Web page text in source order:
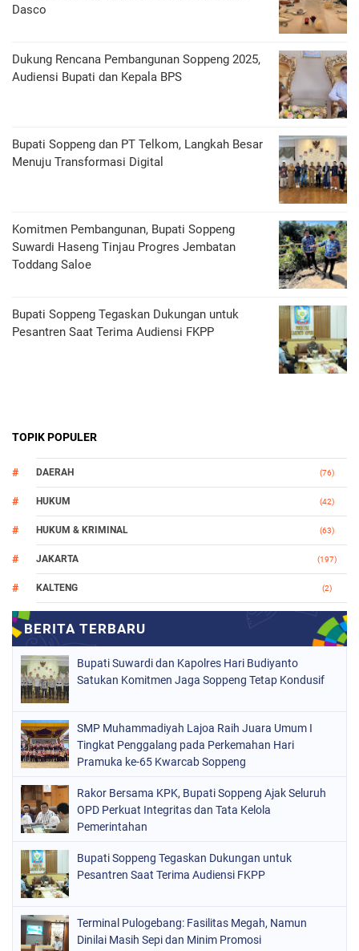
Dasco
Dukung Rencana Pembangunan Soppeng 2025,
Audiensi Bupati dan Kepala BPS
Bupati Soppeng dan PT Telkom, Langkah Besar
Menuju Transformasi Digital
Komitmen Pembangunan, Bupati Soppeng
Suwardi Haseng Tinjau Progres Jembatan
Toddang Saloe
Bupati Soppeng Tegaskan Dukungan untuk
Pesantren Saat Terima Audiensi FKPP
TOPIK POPULER
DAERAH (76)
HUKUM (42)
HUKUM & KRIMINAL (63)
JAKARTA (197)
KALTENG (2)
(126)
NASIONAL (47)
ORGANISASI (96)
PERISTIWA
POLITIK
POLRI
SOPPENG (853)
SULSEL
Bupati Suwardi dan Kapolres Hari Budiyanto
Satukan Komitmen Jaga Soppeng Tetap Kondusif
SMP Muhammadiyah Lajoa Raih Juara Umum I
Tingkat Penggalang pada Perkemahan Hari
Pramuka ke-65 Kwarcab Soppeng
Rakor Bersama KPK, Bupati Soppeng Ajak Seluruh
OPD Perkuat Integritas dan Tata Kelola
Pemerintahan
Bupati Soppeng Tegaskan Dukungan untuk
Pesantren Saat Terima Audiensi FKPP
Terminal Pulogebang: Fasilitas Megah, Namun
Dinilai Masih Sepi dan Minim Promosi